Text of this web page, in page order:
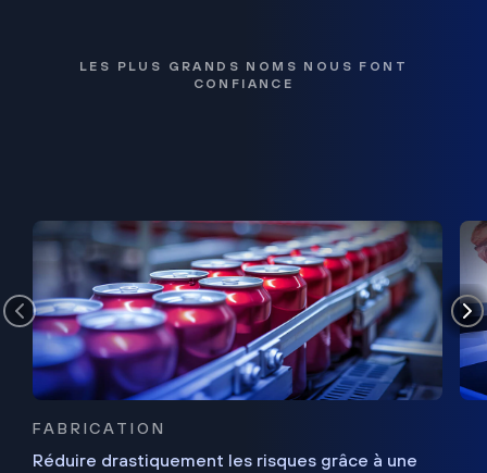
LES PLUS GRANDS NOMS NOUS FONT
CONFIANCE
FABRICATION
Réduire drastiquement les risques grâce à une